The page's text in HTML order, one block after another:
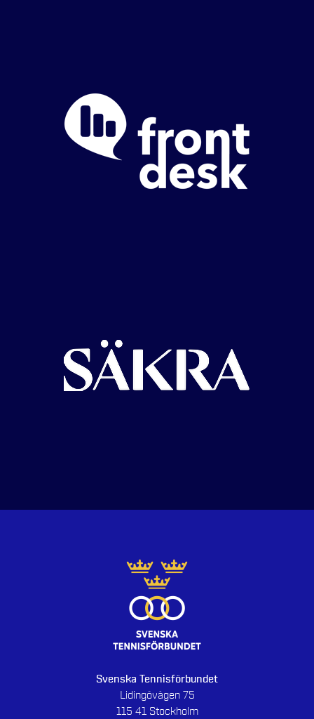
Svenska Tennisförbundet
Lidingövägen 75
115 41 Stockholm